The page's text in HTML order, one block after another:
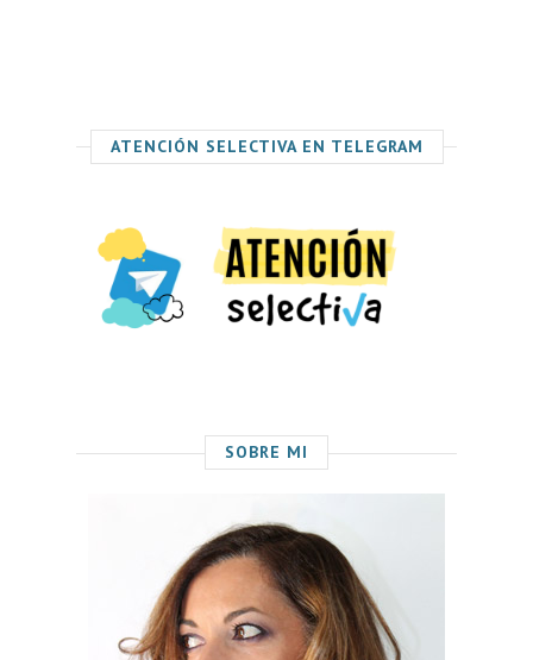
ATENCIÓN SELECTIVA EN TELEGRAM
SOBRE MI